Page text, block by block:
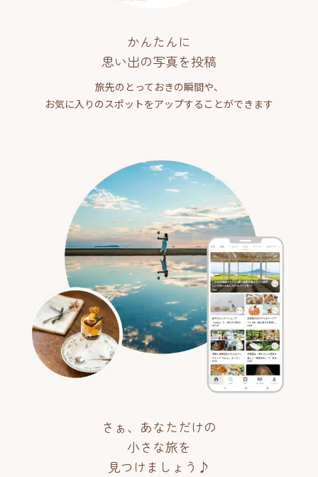
かんたんに
思い出の写真を投稿
旅先のとっておきの瞬間や、
お気に入りのスポットをアップすることができます
さぁ、あなただけの
小さな旅を
見つけましょう♪